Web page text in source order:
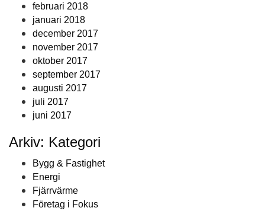
februari 2018
januari 2018
december 2017
november 2017
oktober 2017
september 2017
augusti 2017
juli 2017
juni 2017
Arkiv: Kategori
Bygg & Fastighet
Energi
Fjärrvärme
Företag i Fokus